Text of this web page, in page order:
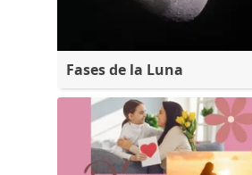
Fases de la Luna